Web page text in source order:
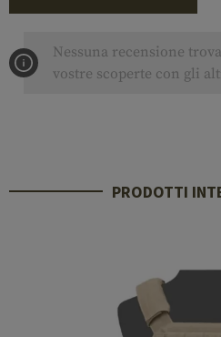
Nessuna recensione
vostre scoperte con gli
PRODOTTI